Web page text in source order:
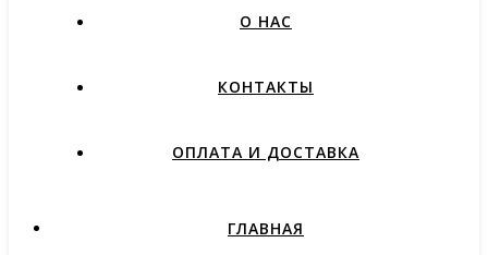
О НАС
КОНТАКТЫ
ОПЛАТА И ДОСТАВКА
ГЛАВНАЯ